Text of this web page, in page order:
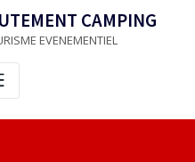
CAMPING
EVENEMENTIEL